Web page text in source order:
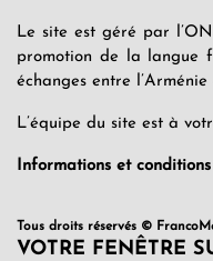
Le site est géré par
promotion de la langue
échanges entre
L’équipe du site est à
Informations et
Tous droits réservés ©
VOTRE FENÊTRE